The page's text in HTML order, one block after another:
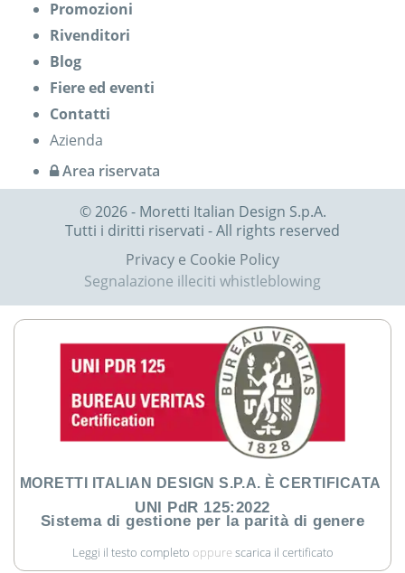
Promozioni
Rivenditori
Blog
Fiere ed eventi
Contatti
Azienda
Area riservata
© 2026 - Moretti Italian Design S.p.A.
Tutti i diritti riservati - All rights reserved
Privacy e Cookie Policy
Segnalazione illeciti whistleblowing
MORETTI ITALIAN DESIGN S.P.A. È CERTIFICATA
UNI PdR 125:2022
Sistema di gestione per la parità di genere
Leggi il testo completo oppure scarica il certificato